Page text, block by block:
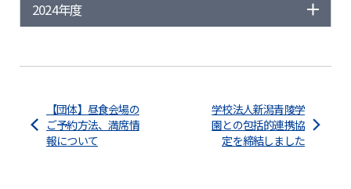
2024年度
【団体】昼食会場の
ご予約方法、満席情
報について
学校法人新潟青陵学
園との包括的連携協
定を締結しました